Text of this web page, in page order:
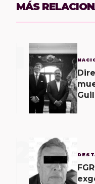
MÁS